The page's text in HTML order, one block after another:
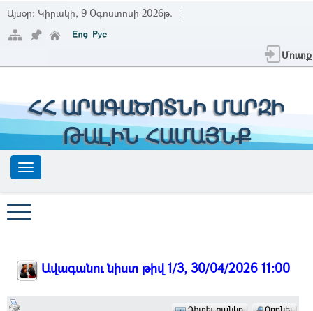
Այսօր: Կիրակի, 9 Օգոստոսի 2026թ.
Մուտք
ՀՀ ԱՐԱԳԱԾՈՏՆԻ ՄԱՐԶԻ
ԹԱԼԻՆ ՀԱՄԱՅՆՔ
Ավագանու նիստ թիվ 1/3, 30/04/2026 11:00